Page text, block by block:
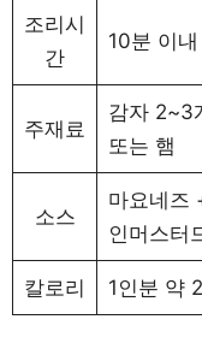
조리시
간
10분 이
주재료
감자 2~3
또는 햄
소스
마요네즈
인머스터
칼로리 1인분 약